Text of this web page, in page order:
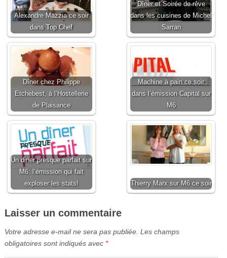
Alexandre Mazzia ce soir
dans Top Chef
Dîner et Soirée de rêve
dans les cuisines de Michel
Sarran
Dîner chez Philippe
Etchebest, à l’Hostellerie
de Plaisance
Machine à pain ce soir
dans l’émission Capital sur
M6
Un diner presque parfait sur
M6: l’émission qui fait
exploser les stats!
Thierry Marx sur M6 ce soir
Laisser un commentaire
Votre adresse e-mail ne sera pas publiée. Les champs
obligatoires sont indiqués avec *